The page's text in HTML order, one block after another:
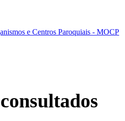
e Centros Paroquiais - MOCP